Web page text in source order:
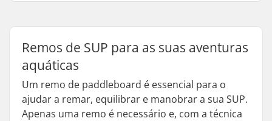
Remos de SUP para as suas aventuras
aquáticas
Um remo de paddleboard é essencial para o
ajudar a remar, equilibrar e manobrar a sua SUP.
Apenas uma remo é necessário e, com a técnica